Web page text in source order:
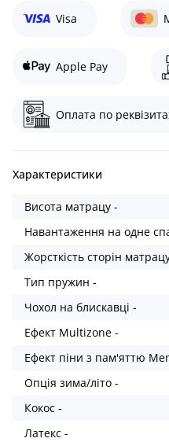
Visa
Apple Pay
Оплата по
Характеристики
Висота матрацу -
Навантаження на одне
Жорсткість сторін
Тип пружин -
Чохол на блискавці -
Ефект Multizone -
Ефект піни з пам'яттю
Опція зима/літо -
Кокос -
Латекс -